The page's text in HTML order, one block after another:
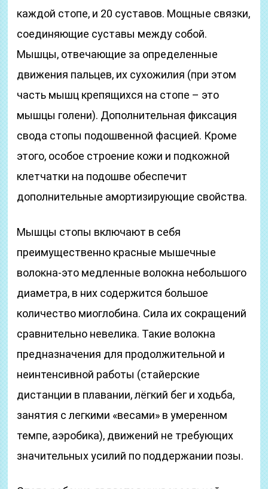
каждой стопе, и 20 суставов. Мощные связки,
соединяющие суставы между собой.
Мышцы, отвечающие за определенные
движения пальцев, их сухожилия (при этом
часть мышц крепящихся на стопе – это
мышцы голени). Дополнительная фиксация
свода стопы подошвенной фасцией. Кроме
этого, особое строение кожи и подкожной
клетчатки на подошве обеспечит
дополнительные амортизирующие свойства.
Мышцы стопы включают в себя
преимущественно красные мышечные
волокна-это медленные волокна небольшого
диаметра, в них содержится большое
количество миоглобина. Сила их сокращений
сравнительно невелика. Такие волокна
предназначения для продолжительной и
неинтенсивной работы (стайерские
дистанции в плавании, лёгкий бег и ходьба,
занятия с легкими «весами» в умеренном
темпе, аэробика), движений не требующих
значительных усилий по поддержании позы.